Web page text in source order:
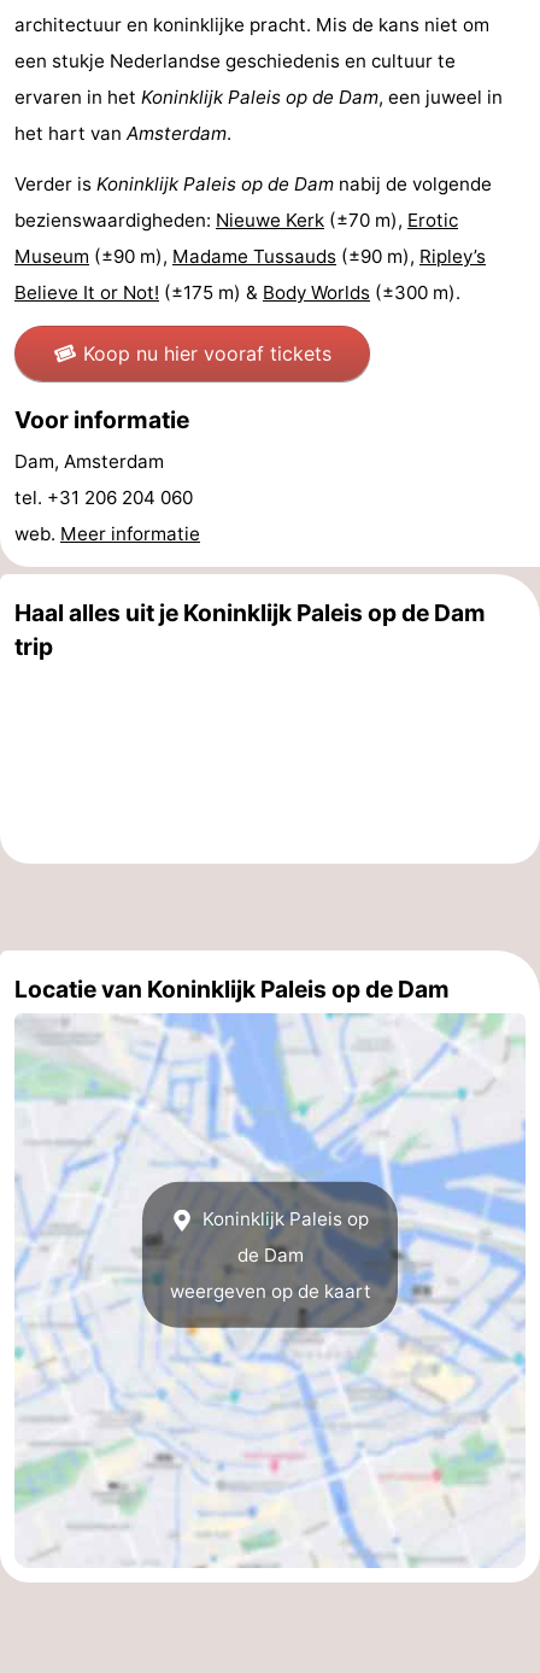
architectuur en koninklijke pracht. Mis de kans niet om
een stukje Nederlandse geschiedenis en cultuur te
ervaren in het Koninklijk Paleis op de Dam, een juweel in
het hart van Amsterdam.
Verder is Koninklijk Paleis op de Dam nabij de volgende
bezienswaardigheden: Nieuwe Kerk (±70 m), Erotic
Museum (±90 m), Madame Tussauds (±90 m), Ripley’s
Believe It or Not! (±175 m) & Body Worlds (±300 m).
Koop nu hier vooraf tickets
Voor informatie
Dam, Amsterdam
tel. +31 206 204 060
web. Meer informatie
Haal alles uit je Koninklijk Paleis op de Dam
trip
Locatie van Koninklijk Paleis op de Dam
Koninklijk Paleis op
de Dam
weergeven op de kaart